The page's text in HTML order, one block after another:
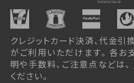
クレジットカード決済、代金引
がご利用いただけます。 各お
明や手数料、ご注意点などは、
ください。